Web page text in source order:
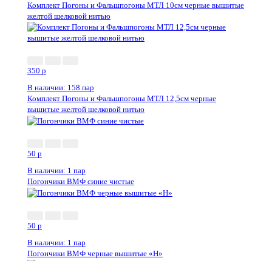
Комплект Погоны и Фальшпогоны МТЛ 10см черные вышитые
желтой шелковой нитью
350 p
В наличии: 158 пар
Комплект Погоны и Фальшпогоны МТЛ 12,5см черные
вышитые желтой шелковой нитью
50 p
В наличии: 1 пар
Погончики ВМФ синие чистые
50 p
В наличии: 1 пар
Погончики ВМФ черные вышитые «Н»